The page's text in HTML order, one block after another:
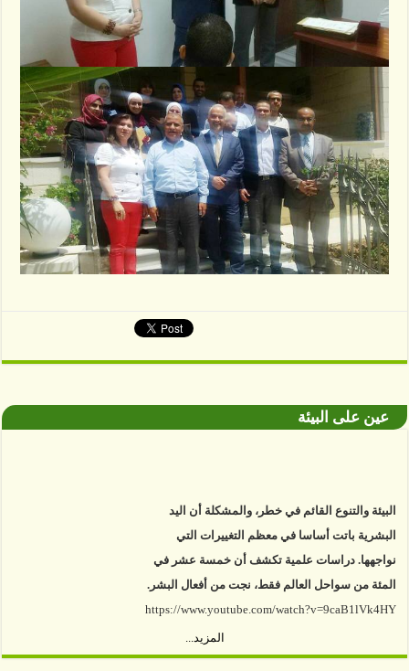
عين على البيئة
نواجهها. دراسات علمية تكشف أن خمسة عشر في
المئة من سواحل العالم فقط، نجت من أفعال البشر.
https://www.youtube.com/watch?v=9caB1lVk4HY
توصل العلماء إلى أن غابات زيت النخيل التي تم
اعتمادها على أنها مستدامة تدمرت بشكل أسرع من
الأرض غير المعتمدة، وذلك حسب دراسة كشفت
المزيد...